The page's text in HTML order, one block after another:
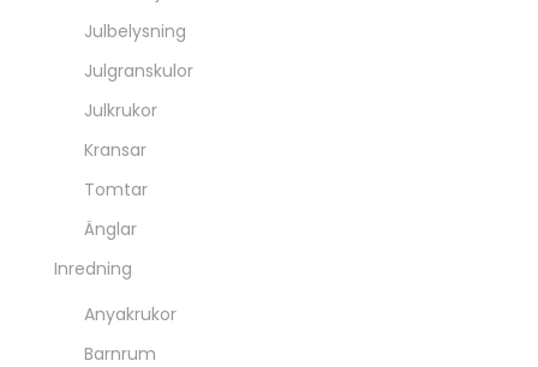
Julbelysning
Julgranskulor
Julkrukor
Kransar
Tomtar
Änglar
Inredning
Anyakrukor
Barnrum